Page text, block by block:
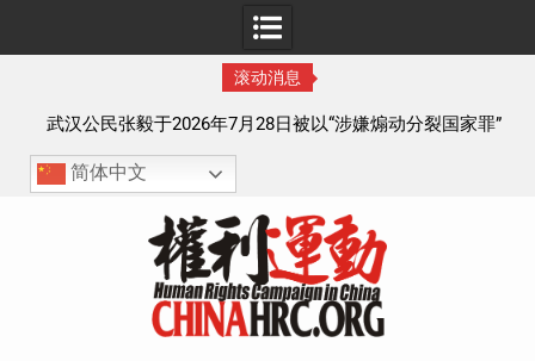
滚动消息
武汉公民张毅于2026年7月28日被以“涉嫌煽动分裂国家罪”
执行逮捕 目前羁押在拉萨市看守所
简体中文